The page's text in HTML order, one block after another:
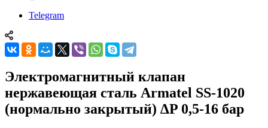
Telegram
Электромагнитный клапан
нержавеющая сталь Armatel SS-1020
(нормально закрытый) ∆P 0,5-16 бар